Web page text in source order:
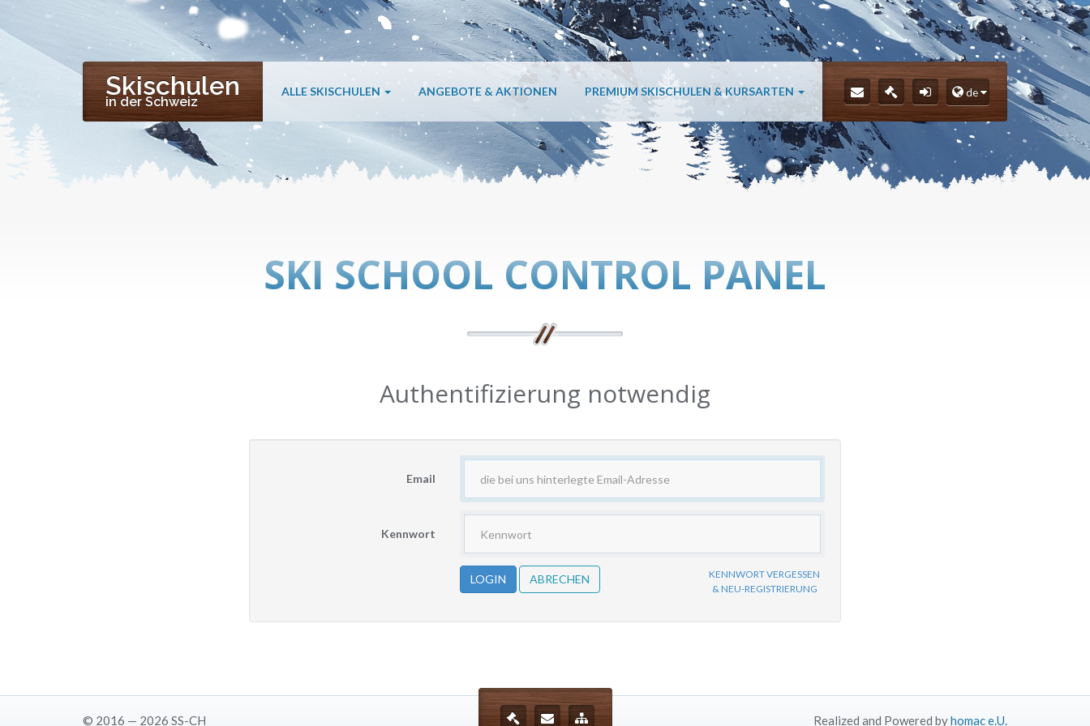
Skischulen
in der Schweiz
ALLE SKISCHULEN ANGEBOTE & AKTIONEN PREMIUM SKISCHULEN & KURSARTEN de
SKI SCHOOL CONTROL PANEL
Authentifizierung notwendig
Email
Kennwort
KENNWORT VERGESSEN
& NEU-REGISTRIERUNG
© 2016 — 2026 SS-CH Realized and Powered byhomac e.U.